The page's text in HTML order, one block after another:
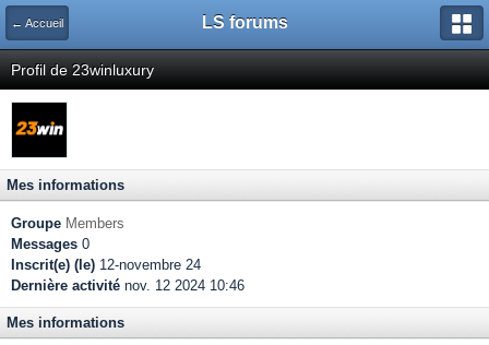
← Accueil LS forums
Profil de 23winluxury
Mes informations
Groupe Members
Messages 0
Inscrit(e) (le) 12-novembre 24
Dernière activité nov. 12 2024 10:46
Mes informations